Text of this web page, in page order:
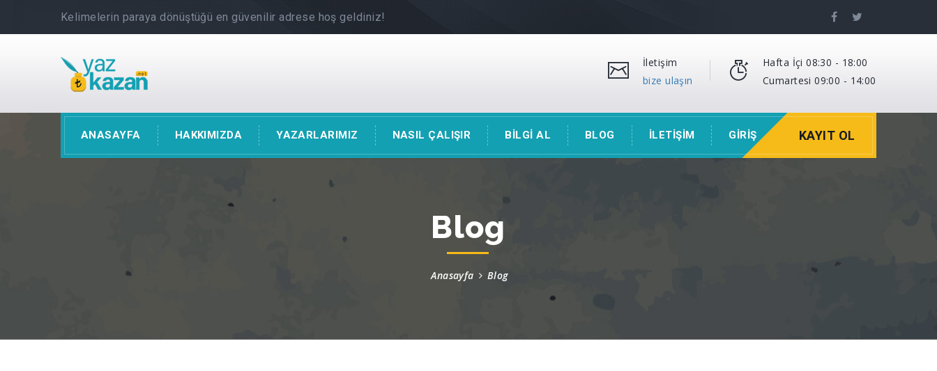
Kelimelerin paraya dönüştüğü en güvenilir adrese hoş geldiniz!
İletişim
bize ulaşın
Hafta İçi 08:30 - 18:00
Cumartesi 09:00 - 14:00
ANASAYFA HAKKIMIZDA YAZARLARIMIZ NASIL ÇALIŞIR BİLGİ AL BLOG İLETİŞİM GİRİŞ KAYIT OL
Blog
Anasayfa Blog